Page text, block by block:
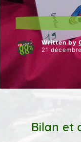
ARTICLES
Written by
21
Bilan et